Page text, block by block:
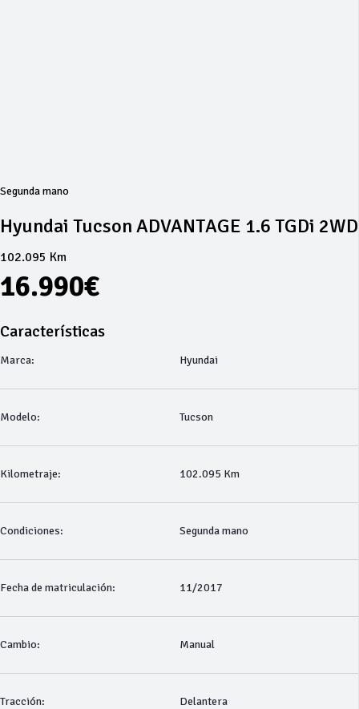
Segunda mano
Hyundai Tucson ADVANTAGE 1.6 TGDi 2WD
102.095 Km
16.990€
Características
Marca: Hyundai
Modelo: Tucson
Kilometraje: 102.095 Km
Condiciones: Segunda mano
Fecha de matriculación: 11/2017
Cambio: Manual
Tracción: Delantera